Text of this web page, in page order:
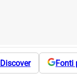
Discover Fonti